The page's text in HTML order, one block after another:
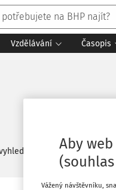
Vzdělávání Časopis
dokumentů:3
Aby
Vážený návštěvníku,